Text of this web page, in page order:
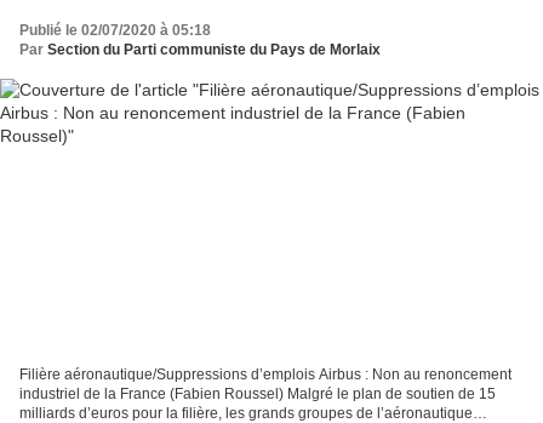
Publié le 02/07/2020 à 05:18
Par Section du Parti communiste du Pays de Morlaix
Filière aéronautique/Suppressions d’emplois Airbus : Non au renoncement
industriel de la France (Fabien Roussel) Malgré le plan de soutien de 15
milliards d’euros pour la filière, les grands groupes de l’aéronautique